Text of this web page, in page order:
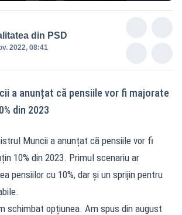
din PSD
2022, 08:41
a anunțat că pensiile vor fi majorate
din 2023
Muncii a anunțat că pensiile vor fi
10% din 2023. Primul scenariu ar
pensiilor cu 10%, dar și un sprijin pentru
schimbat opțiunea. Am spus din august